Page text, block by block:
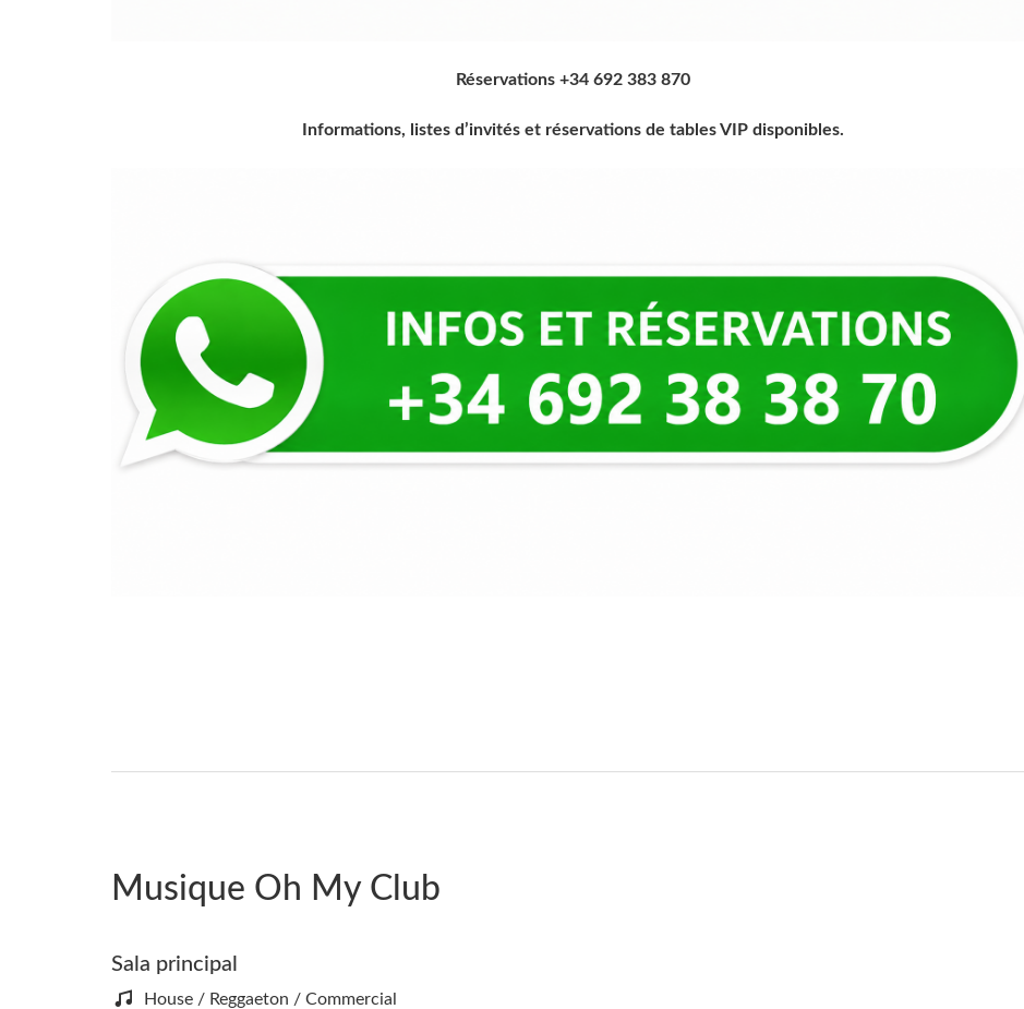
Réservations +34 692 383 870
Informations, listes d’invités et réservations de tables VIP disponibles.
Musique Oh My Club
Sala principal
House / Reggaeton / Commercial